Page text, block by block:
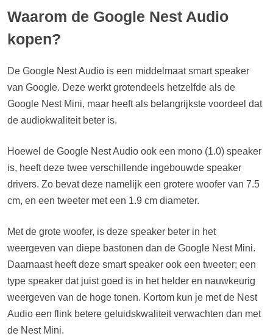
[content-egg-block template=price_comparison groups=”charcoal-
2″]
Prijsverloop...
[content-egg-block template=price_alert groups=”charcoal-2″]
[content-egg-block template=price_comparison groups=”chalk-1″]
[content-egg-block template=price_alert groups=”chalk-1″]
[content-egg-block template=price_comparison groups=”chalk-2″]
[content-egg-block template=price_alert groups=”chalk-2″]
Waarom de Google Nest Audio
kopen?
De Google Nest Audio is een middelmaat smart speaker
van Google. Deze werkt grotendeels hetzelfde als de
Google Nest Mini, maar heeft als belangrijkste voordeel dat
de audiokwaliteit beter is.
Hoewel de Google Nest Audio ook een mono (1.0) speaker
is, heeft deze twee verschillende ingebouwde speaker
drivers. Zo bevat deze namelijk een grotere woofer van 7.5
cm, en een tweeter met een 1.9 cm diameter.
Met de grote woofer, is deze speaker beter in het
weergeven van diepe bastonen dan de Google Nest Mini.
Daarnaast heeft deze smart speaker ook een tweeter; een
type speaker dat juist goed is in het helder en nauwkeurig
weergeven van de hoge tonen. Kortom kun je met de Nest
Audio een flink betere geluidskwaliteit verwachten dan met
de Nest Mini.